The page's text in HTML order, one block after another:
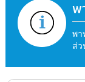
พ
พา
ส่ว